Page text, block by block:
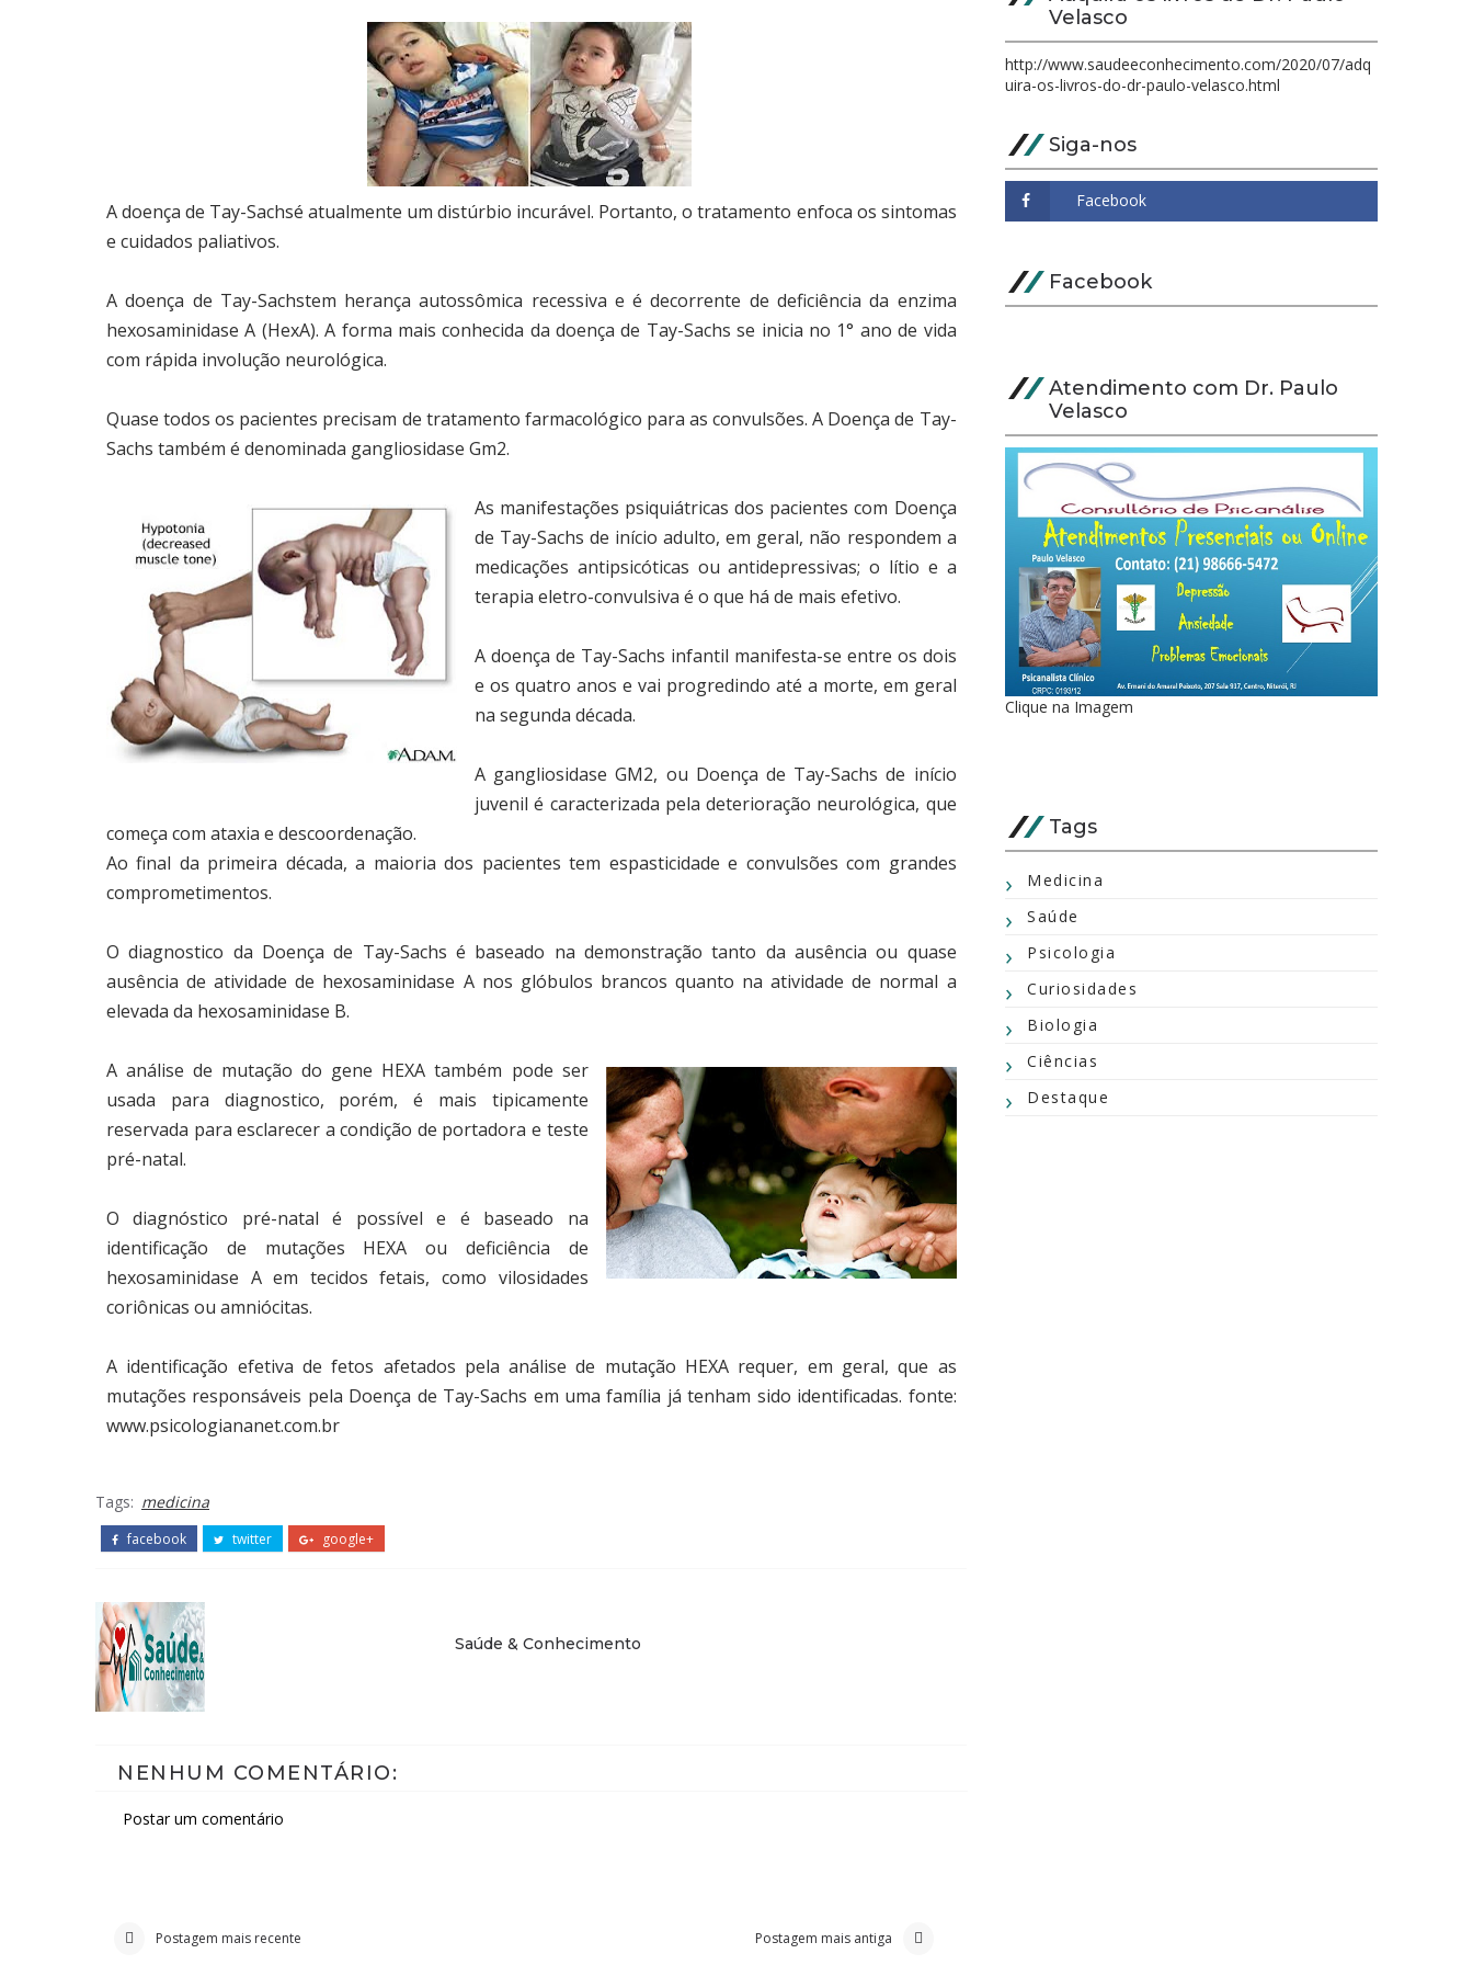
A doença de Tay-Sachsé atualmente um distúrbio incurável. Portanto, o tratamento enfoca os sintomas
e cuidados paliativos.
A doença de Tay-Sachstem herança autossômica recessiva e é decorrente de deficiência da enzima
hexosaminidase A (HexA). A forma mais conhecida da doença de Tay-Sachs se inicia no 1° ano de vida
com rápida involução neurológica.
Quase todos os pacientes precisam de tratamento farmacológico para as convulsões. A Doença de Tay-
Sachs também é denominada gangliosidase Gm2.
As manifestações psiquiátricas dos pacientes com Doença
de Tay-Sachs de início adulto, em geral, não respondem a
medicações antipsicóticas ou antidepressivas; o lítio e a
terapia eletro-convulsiva é o que há de mais efetivo.
A doença de Tay-Sachs infantil manifesta-se entre os dois
e os quatro anos e vai progredindo até a morte, em geral
na segunda década.
A gangliosidase GM2, ou Doença de Tay-Sachs de início
juvenil é caracterizada pela deterioração neurológica, que
começa com ataxia e descoordenação.
Ao final da primeira década, a maioria dos pacientes tem espasticidade e convulsões com grandes
comprometimentos.
O diagnostico da Doença de Tay-Sachs é baseado na demonstração tanto da ausência ou quase
ausência de atividade de hexosaminidase A nos glóbulos brancos quanto na atividade de normal a
elevada da hexosaminidase B.
A análise de mutação do gene HEXA também pode ser
usada para diagnostico, porém, é mais tipicamente
reservada para esclarecer a condição de portadora e teste
pré-natal.
O diagnóstico pré-natal é possível e é baseado na
identificação de mutações HEXA ou deficiência de
hexosaminidase A em tecidos fetais, como vilosidades
coriônicas ou amniócitas.
A identificação efetiva de fetos afetados pela análise de mutação HEXA requer, em geral, que as
mutações responsáveis pela Doença de Tay-Sachs em uma família já tenham sido identificadas. fonte:
www.psicologiananet.com.br
Tags: medicina
facebook twitter google+
Saúde & Conhecimento
NENHUM COMENTÁRIO:
Postar um comentário
Postagem mais recente Postagem mais antiga
Velasco
http://www.saudeeconhecimento.com/2020/07/adq
uira-os-livros-do-dr-paulo-velasco.html
Siga-nos
Facebook
Atendimento com Dr. Paulo
Velasco
Clique na Imagem
Tags
Medicina
Saúde
Psicologia
Curiosidades
Biologia
Ciências
Destaque